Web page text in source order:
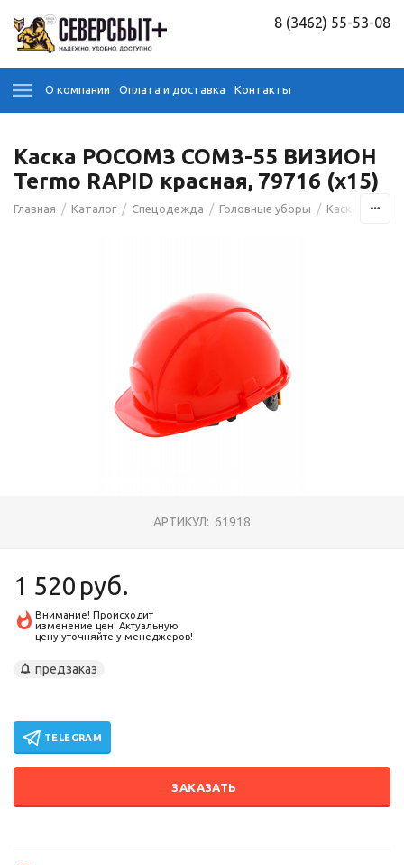
8 (3462) 55-53-08
О компании Оплата и доставка Контакты
Каска РОСОМЗ СОМЗ-55 ВИЗИОН
Termo RAPID красная, 79716 (х15)
Главная / Каталог / Спецодежда / Головные уборы / Каски
АРТИКУЛ: 61918
1 520 руб.
Внимание! Происходит
изменение цен! Актуальную
цену уточняйте у менеджеров!
предзаказ
TELEGRAM
ЗАКАЗАТЬ